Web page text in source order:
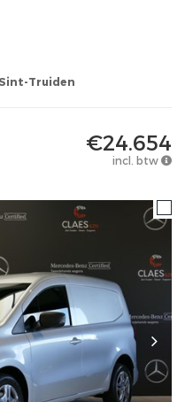
Truiden
€24.654
incl. btw